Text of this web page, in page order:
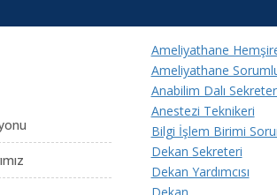
Ameliyathane
Ameliyathane
Anabilim Dalı
Anestezi Teknikeri
Bilgi İşlem Birimi
Dekan Sekreteri
Dekan Yardımcısı